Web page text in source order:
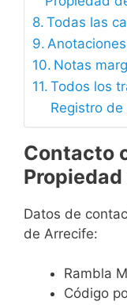
Todas las
Notas
Todos los
Registro
Contacto
Datos de
de Arrecife:
Rambla
Código